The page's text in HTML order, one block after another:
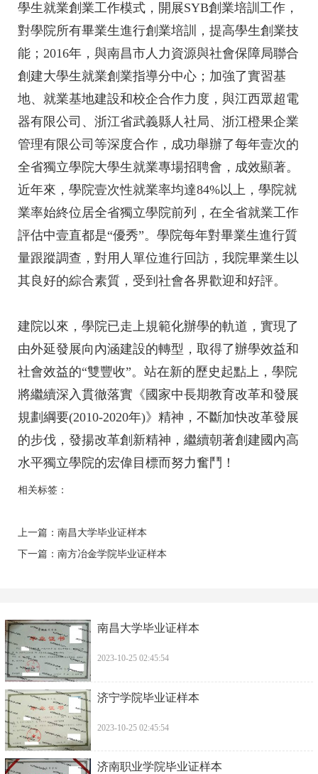
學生就業創業工作模式，開展SYB創業培訓工作，
對學院所有畢業生進行創業培訓，提高學生創業技
能；2016年，與南昌市人力資源與社會保障局聯合
創建大學生就業創業指導分中心；加強了實習基
地、就業基地建設和校企合作力度，與江西眾超電
器有限公司、浙江省武義縣人社局、浙江橙果企業
管理有限公司等深度合作，成功舉辦了每年壹次的
全省獨立學院大學生就業專場招聘會，成效顯著。
近年來，學院壹次性就業率均達84%以上，學院就
業率始終位居全省獨立學院前列，在全省就業工作
評估中壹直都是“優秀”。學院每年對畢業生進行質
量跟蹤調查，對用人單位進行回訪，我院畢業生以
其良好的綜合素質，受到社會各界歡迎和好評。
建院以來，學院已走上規範化辦學的軌道，實現了
由外延發展向內涵建設的轉型，取得了辦學效益和
社會效益的“雙豐收”。站在新的歷史起點上，學院
將繼續深入貫徹落實《國家中長期教育改革和發展
規劃綱要(2010-2020年)》精神，不斷加快改革發展
的步伐，發揚改革創新精神，繼續朝著創建國內高
水平獨立學院的宏偉目標而努力奮鬥！
相关标签：
上一篇： 南昌大学毕业证样本
下一篇： 南方冶金学院毕业证样本
南昌大学毕业证样本
2023-10-25 02:45:54
济宁学院毕业证样本
2023-10-25 02:45:54
济南职业学院毕业证样本